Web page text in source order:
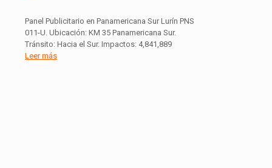
Panel Publicitario en Panamericana Sur Lurín PNS
011-U. Ubicación: KM 35 Panamericana Sur.
Tránsito: Hacia el Sur. Impactos: 4,841,889
Leer más